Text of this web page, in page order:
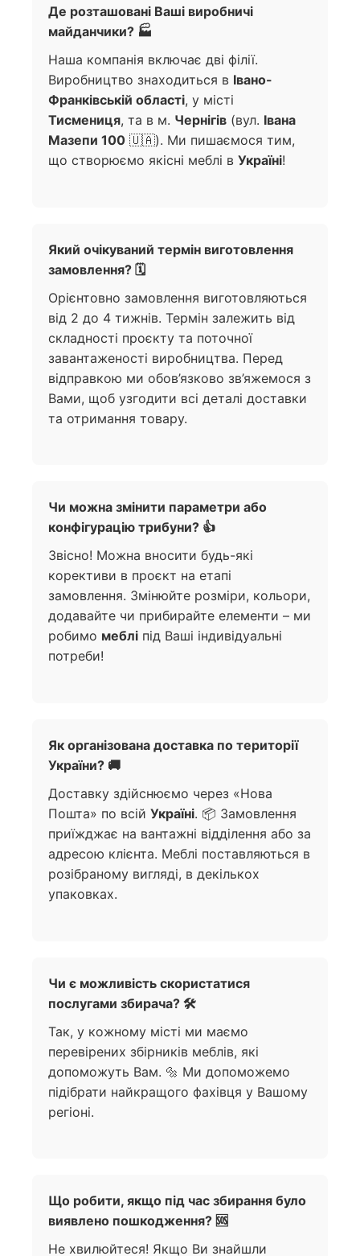
Де розташовані Ваші виробничі
майданчики? 🏭
Наша компанія включає дві філії.
Виробництво знаходиться в Івано-
Франківській області, у місті
Тисмениця, та в м. Чернігів (вул. Івана
Мазепи 100 🇺🇦). Ми пишаємося тим,
що створюємо якісні меблі в Україні!
Який очікуваний термін виготовлення
замовлення? 🗓️
Орієнтовно замовлення виготовляються
від 2 до 4 тижнів. Термін залежить від
складності проєкту та поточної
завантаженості виробництва. Перед
відправкою ми обов’язково зв’яжемося з
Вами, щоб узгодити всі деталі доставки
та отримання товару.
Чи можна змінити параметри або
конфігурацію трибуни? 👍
Звісно! Можна вносити будь-які
корективи в проєкт на етапі
замовлення. Змінюйте розміри, кольори,
додавайте чи прибирайте елементи – ми
робимо меблі під Ваші індивідуальні
потреби!
Як організована доставка по території
України? 🚚
Доставку здійснюємо через «Нова
Пошта» по всій Україні. 📦 Замовлення
приїжджає на вантажні відділення або за
адресою клієнта. Меблі поставляються в
розібраному вигляді, в декількох
упаковках.
Чи є можливість скористатися
послугами збирача? 🛠️
Так, у кожному місті ми маємо
перевірених збірників меблів, які
допоможуть Вам. 🔩 Ми допоможемо
підібрати найкращого фахівця у Вашому
регіоні.
Що робити, якщо під час збирання було
виявлено пошкодження? 🆘
Не хвилюйтеся! Якщо Ви знайшли